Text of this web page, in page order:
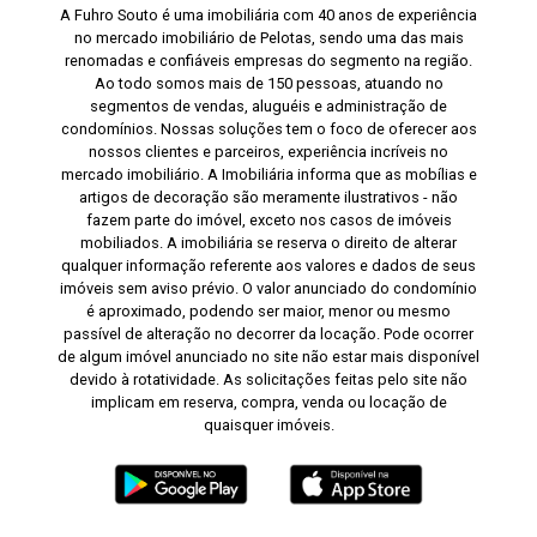
A Fuhro Souto é uma imobiliária com 40 anos de experiência
no mercado imobiliário de Pelotas, sendo uma das mais
renomadas e confiáveis empresas do segmento na região.
Ao todo somos mais de 150 pessoas, atuando no
segmentos de vendas, aluguéis e administração de
condomínios. Nossas soluções tem o foco de oferecer aos
nossos clientes e parceiros, experiência incríveis no
mercado imobiliário. A Imobiliária informa que as mobílias e
artigos de decoração são meramente ilustrativos - não
fazem parte do imóvel, exceto nos casos de imóveis
mobiliados. A imobiliária se reserva o direito de alterar
qualquer informação referente aos valores e dados de seus
imóveis sem aviso prévio. O valor anunciado do condomínio
é aproximado, podendo ser maior, menor ou mesmo
passível de alteração no decorrer da locação. Pode ocorrer
de algum imóvel anunciado no site não estar mais disponível
devido à rotatividade. As solicitações feitas pelo site não
implicam em reserva, compra, venda ou locação de
quaisquer imóveis.